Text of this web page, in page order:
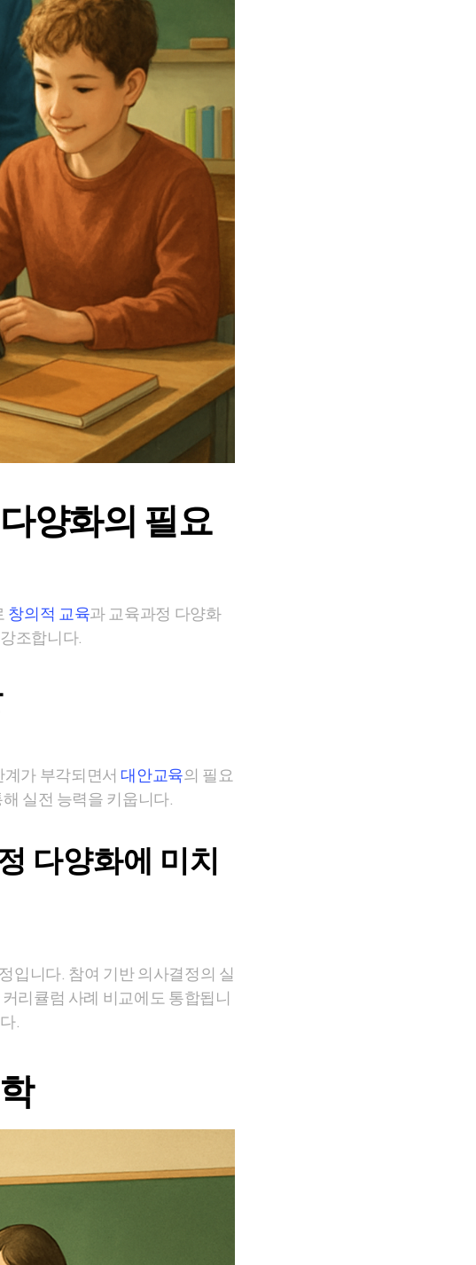
양화의 필요
창의적 교육과 교육과정 다양화
조합니다.
가 부각되면서 대안교육의 필요
실전 능력을 키웁니다.
다양화에 미치
입니다. 참여 기반 의사결정의 실
리큘럼 사례 비교에도 통합됩니
.